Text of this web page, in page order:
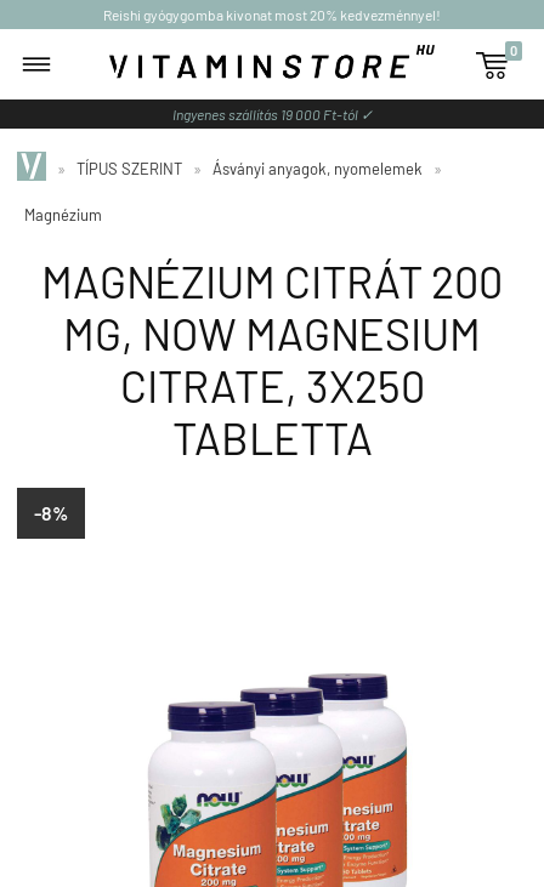
Reishi gyógygomba kivonat most 20% kedvezménnyel!

0
Ingyenes szállítás 19 000 Ft-tól ✓
» TÍPUS SZERINT » Ásványi anyagok, nyomelemek »
Magnézium
MAGNÉZIUM CITRÁT 200
MG, NOW MAGNESIUM
CITRATE, 3X250
TABLETTA
-8%